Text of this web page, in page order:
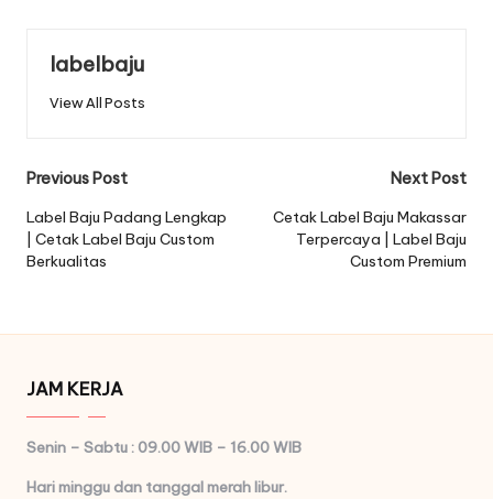
labelbaju
View All Posts
Post
navigation
Previous Post
Label Baju Padang Lengkap
| Cetak Label Baju Custom
Berkualitas
Next Post
Cetak Label Baju Makassar
Terpercaya | Label Baju
Custom Premium
JAM KERJA
Senin – Sabtu : 09.00 WIB – 16.00 WIB
Hari minggu dan tanggal merah libur.